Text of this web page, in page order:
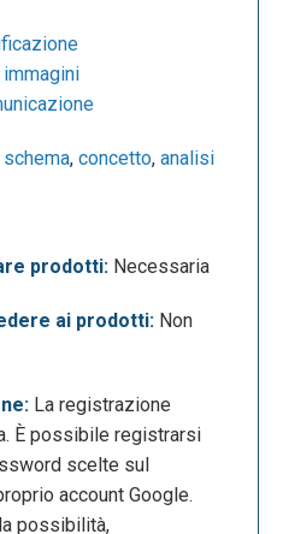
“Example” è
proposte di mappe
può trarre ispirazione
immagini
schema, concetto, analisi
prodotti: Necessaria
ai prodotti: Non
La registrazione
È possibile registrarsi
scelte sul
account Google.
possibilità,